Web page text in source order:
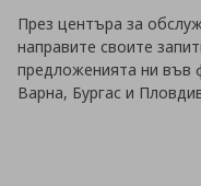
През центъра за
направите своите
предложенията ни във
Варна, Бургас и